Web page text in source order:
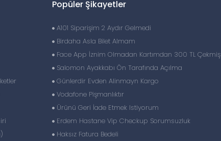
Popüler Şikayetler
A101 Siparişim 2 Aydır Gelmedi
Birdaha Asla Bilet Almam
Face App İznim Olmadan Kartımdan 300 TL Çekmiş
Salomon Ayakkabı Ön Tarafında Açılma
Günlerdir Evden Alinmayn Kargo
Vodafone Pişmanlıktır
Ürünü Geri İade Etmek Istiyorum
Erdem Hastane Vip Checkup Sorumsuzluk
Haksız Fatura Bedeli